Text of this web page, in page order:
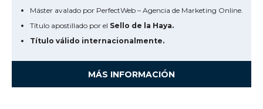
Máster avalado por PerfectWeb – Agencia de Marketing Online.
Título apostillado por el Sello de la Haya.
Título válido internacionalmente.
MÁS INFORMACIÓN